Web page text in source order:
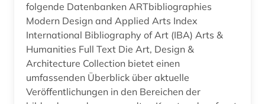
josef (philosoph) (1)
judaica (1)
judaistik (3)
juden (2)
folgende Datenbanken ARTbibliographies
Modern Design and Applied Arts Index
International Bibliography of Art (IBA) Arts &
Humanities Full Text Die Art, Design &
Architecture Collection bietet einen
umfassenden Überblick über aktuelle
Veröffentlichungen in den Bereichen der